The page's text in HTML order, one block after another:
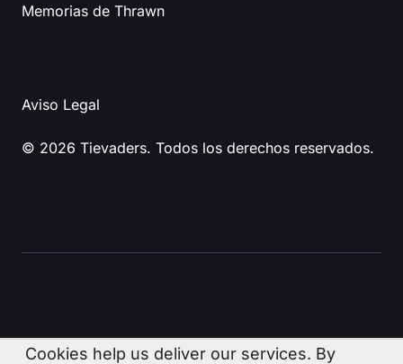
Memorias de Thrawn
© 2026 Tievaders. Todos los derechos reservados.
Aviso Legal
Cookies help us deliver our services. By